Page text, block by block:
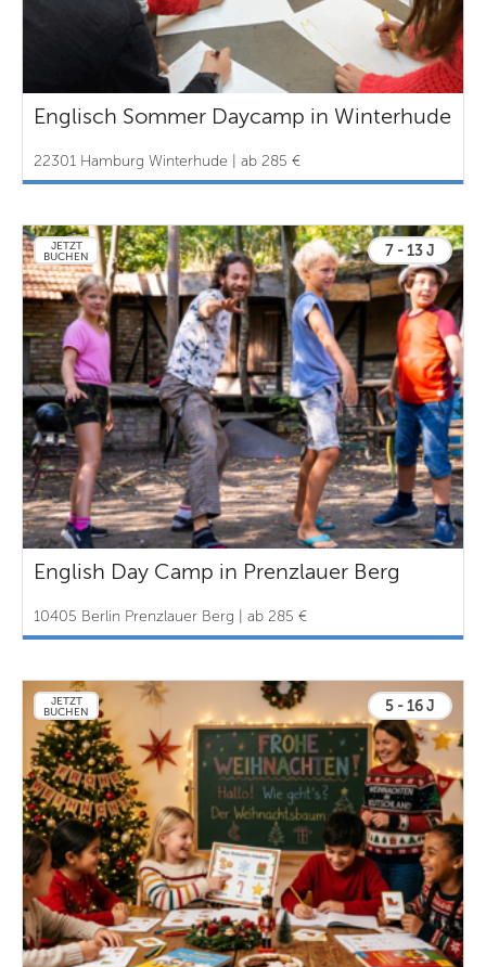
Englisch Sommer Daycamp in Winterhude
22301 Hamburg Winterhude | ab 285 €
JETZT
BUCHEN
7 - 13 J
English Day Camp in Prenzlauer Berg
10405 Berlin Prenzlauer Berg | ab 285 €
JETZT
BUCHEN
5 - 16 J